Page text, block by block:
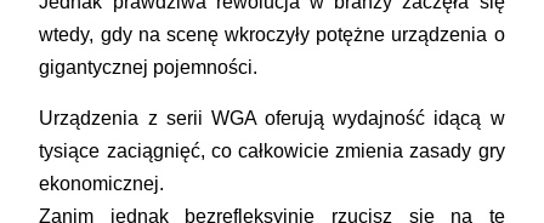
wtedy, gdy na scenę wkroczyły potężne urządzenia o
gigantycznej pojemności.
Urządzenia z serii WGA oferują wydajność idącą w
tysiące zaciągnięć, co całkowicie zmienia zasady gry
ekonomicznej.
Zanim jednak bezrefleksyjnie rzucisz się na te